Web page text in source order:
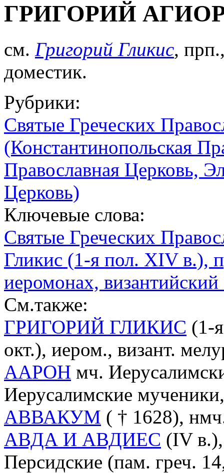
ГРИГОРИЙ
см. Григорий Гликис,
доместик.
Рубрики:
Святые Греческих
(Константинопольская
Православная Церковь,
Церковь)
Ключевые слова:
Святые Греческих
Гликис (1-я пол. XIV в.),
иеромонах,
См.также:
ГРИГОРИЙ ГЛИКИС (1-
окт.), иером., визант.
ААРОН мч.
Иерусалимские
АВВАКУМ ( † 1628),
АВДА И АВДИЕС (IV
Персидские (пам. греч.